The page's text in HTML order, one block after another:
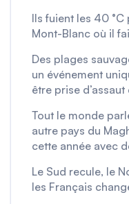
Ils fuient les 40
Mont-Blanc où il
Des plages
un événement
être prise
Tout le monde
autre pays du
cette année avec
Le Sud recule, le
les Français